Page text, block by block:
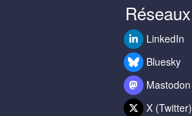
Réseaux
LinkedIn
Bluesky
Mastodon
X (Twitter)